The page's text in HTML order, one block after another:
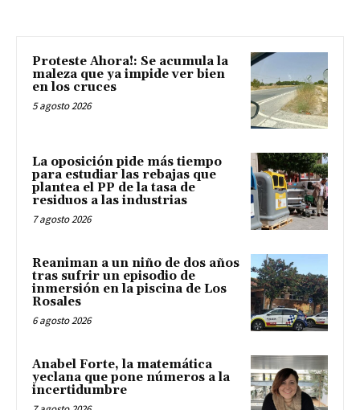
Proteste Ahora!: Se acumula la
maleza que ya impide ver bien
en los cruces
5 agosto 2026
La oposición pide más tiempo
para estudiar las rebajas que
plantea el PP de la tasa de
residuos a las industrias
7 agosto 2026
Reaniman a un niño de dos años
tras sufrir un episodio de
inmersión en la piscina de Los
Rosales
6 agosto 2026
Anabel Forte, la matemática
yeclana que pone números a la
incertidumbre